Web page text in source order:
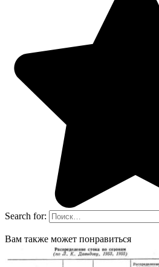
Search for:
Вам также может понравиться